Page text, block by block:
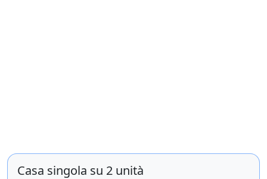
Casa singola su 2 unità